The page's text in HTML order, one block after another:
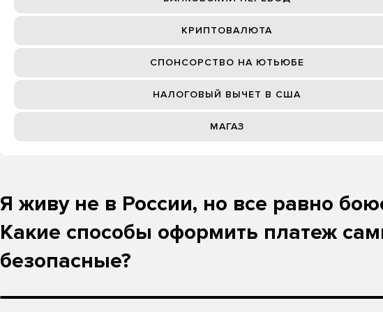
КРИПТОВАЛЮТА
СПОНСОРСТВО НА ЮТЬЮБЕ
НАЛОГОВЫЙ ВЫЧЕТ В США
МАГАЗ
Я живу не в России, но все равно
Какие способы оформить платеж
безопасные?